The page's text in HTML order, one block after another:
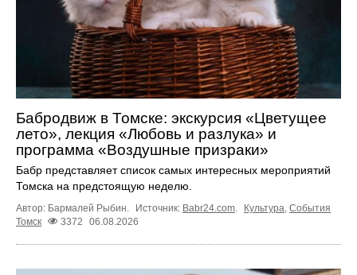
Бабродвиж в Томске: экскурсия «Цветущее
лето», лекция «Любовь и разлука» и
программа «Воздушные призраки»
Бабр представляет список самых интересных мероприятий
Томска на предстоящую неделю.
Автор: Бармалей Рыбин. Источник: Babr24.com Культура События
Томск
3372 06.08.2026